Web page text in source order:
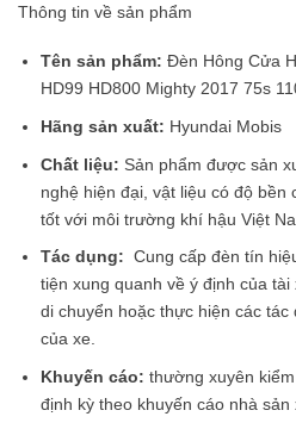
Thông tin về sản phẩm
Tên sản phẩm: Đèn Hông Cửa
HD99 HD800 Mighty 2017 75s
Hãng sản xuất: Hyundai Mobis
Chất liệu: Sản phẩm được sản
nghệ hiện đại, vật liệu có độ bền
tốt với môi trường khí hậu Việt
Tác dụng: Cung cấp đèn tín
tiện xung quanh về ý định của
di chuyển hoặc thực hiện các
của xe.
Khuyến cáo: thường xuyên
định kỳ theo khuyến cáo nhà sản